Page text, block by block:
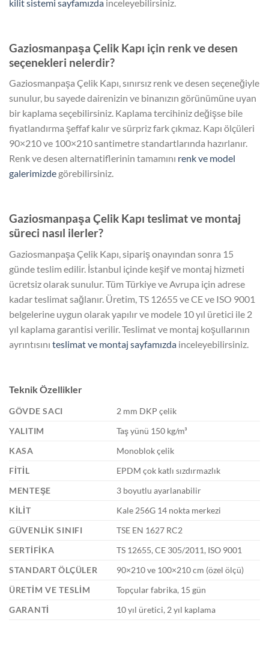
kilit sistemi sayfamızda inceleyebilirsiniz.
Gaziosmanpaşa Çelik Kapı için renk ve desen
seçenekleri nelerdir?
Gaziosmanpaşa Çelik Kapı, sınırsız renk ve desen seçeneğiyle
sunulur, bu sayede dairenizin ve binanızın görünümüne uyan
bir kaplama seçebilirsiniz. Kaplama tercihiniz değişse bile
fiyatlandırma şeffaf kalır ve sürpriz fark çıkmaz. Kapı ölçüleri
90×210 ve 100×210 santimetre standartlarında hazırlanır.
Renk ve desen alternatiflerinin tamamını renk ve model
galerimizde görebilirsiniz.
Gaziosmanpaşa Çelik Kapı teslimat ve montaj
süreci nasıl ilerler?
Gaziosmanpaşa Çelik Kapı, sipariş onayından sonra 15
günde teslim edilir. İstanbul içinde keşif ve montaj hizmeti
ücretsiz olarak sunulur. Tüm Türkiye ve Avrupa için adrese
kadar teslimat sağlanır. Üretim, TS 12655 ve CE ve ISO 9001
belgelerine uygun olarak yapılır ve modele 10 yıl üretici ile 2
yıl kaplama garantisi verilir. Teslimat ve montaj koşullarının
ayrıntısını teslimat ve montaj sayfamızda inceleyebilirsiniz.
Teknik Özellikler
GÖVDE SACI
2 mm DKP çelik
YALITIM
Taş yünü 150 kg/m³
KASA
Monoblok çelik
FITIL
EPDM çok katlı sızdırmazlık
MENTEŞE
3 boyutlu ayarlanabilir
KILIT
Kale 256G 14 nokta merkezi
GÜVENLIK SINIFI
TSE EN 1627 RC2
SERTIFIKA
TS 12655, CE 305/2011, ISO 9001
STANDART ÖLÇÜLER
90×210 ve 100×210 cm (özel ölçü)
ÜRETIM VE TESLIM
Topçular fabrika, 15 gün
GARANTI
10 yıl üretici, 2 yıl kaplama